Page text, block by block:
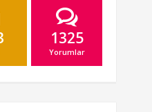
1325
Yorumlar